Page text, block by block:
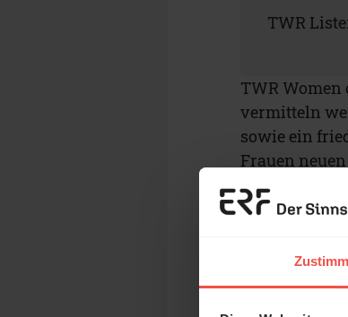
TWR
TWR Women
vermitteln
sowie ein
Frauen
neue
Jeden
Information
Frauen in